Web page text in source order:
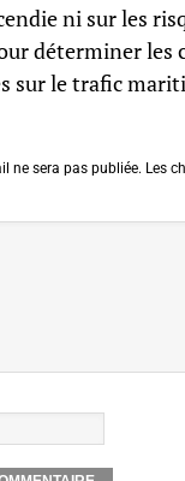
ni sur les
déterminer les
sur le trafic
ne sera pas publiée. Les